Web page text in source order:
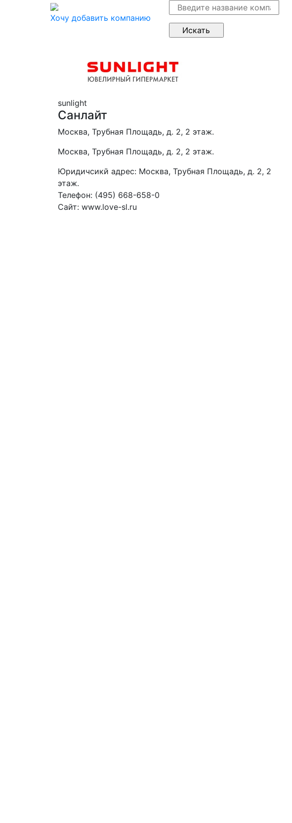
Хочу добавить компанию
sunlight
Санлайт
Москва, Трубная Площадь, д. 2, 2 этаж.
Москва, Трубная Площадь, д. 2, 2 этаж.
Юридичсикй адрес: Москва, Трубная Площадь, д. 2, 2
этаж.
Телефон: (495) 668-658-0
Сайт: www.love-sl.ru